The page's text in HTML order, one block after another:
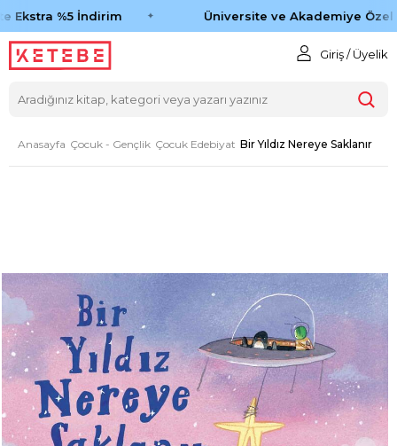
Ekstra %5 İndirim Üniversite ve Akademiye Özel
Giriş / Üyelik
Anasayfa Çocuk - Gençlik Çocuk Edebiyat Bir Yıldız Nereye Saklanır